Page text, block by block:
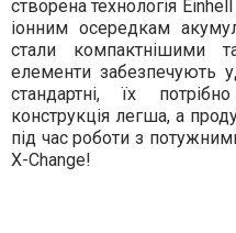
створена технологія
іонним осередкам
стали компактнішими
елементи забезпечують
стандартні, їх
конструкція легша, а
під час роботи з
X-Change!